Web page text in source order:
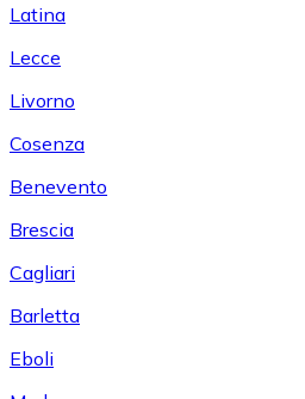
Latina
Lecce
Livorno
Cosenza
Benevento
Brescia
Cagliari
Barletta
Eboli